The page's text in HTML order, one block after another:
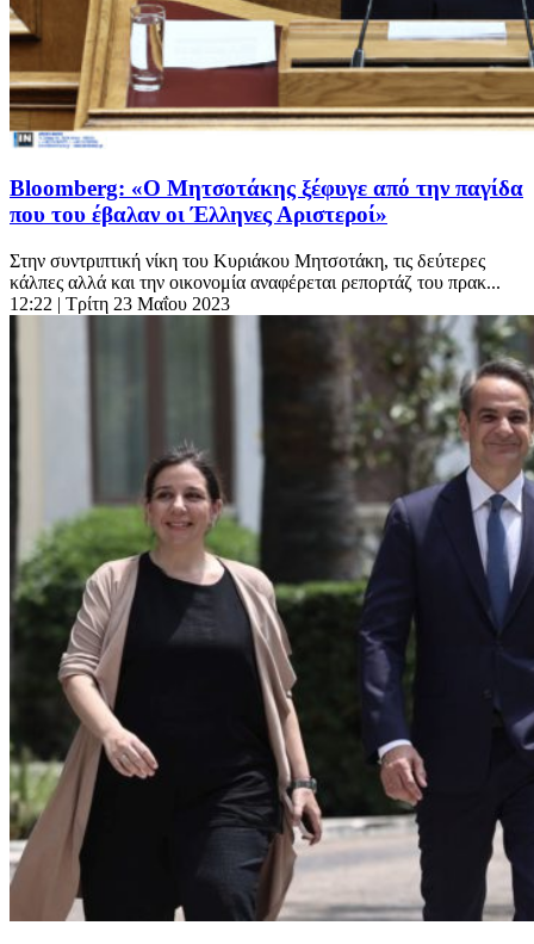
Bloomberg: «Ο Μητσοτάκης ξέφυγε από την παγίδα
που του έβαλαν οι Έλληνες Αριστεροί»
Στην συντριπτική νίκη του Κυριάκου Μητσοτάκη, τις δεύτερες
κάλπες αλλά και την οικονομία αναφέρεται ρεπορτάζ του πρακ...
12:22 | Τρίτη 23 Μαΐου 2023